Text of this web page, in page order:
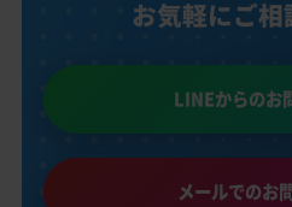
お気軽にご
LINEからのお
メールでのお